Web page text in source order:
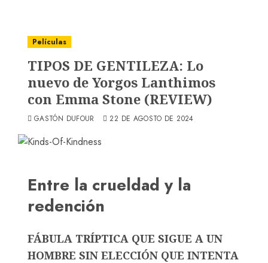
Películas
TIPOS DE GENTILEZA: Lo
nuevo de Yorgos Lanthimos
con Emma Stone (REVIEW)
GASTÓN DUFOUR 22 DE AGOSTO DE 2024
Entre la crueldad y la
redención
FÁBULA TRÍPTICA QUE SIGUE A UN
HOMBRE SIN ELECCIÓN QUE INTENTA